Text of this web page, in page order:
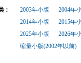
： 2003年小版
2004年
2014年小版
2015年
2025年小版
2026年
缩量小版(2002年以前)